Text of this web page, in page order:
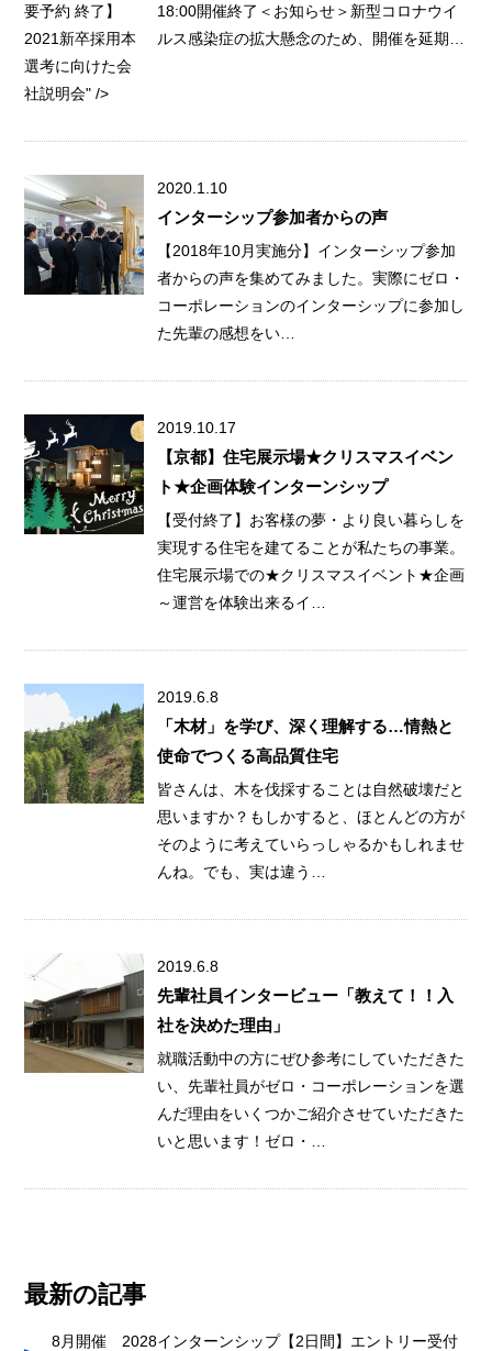
要予約 終了】
2021新卒採用本
選考に向けた会
社説明会" />
18:00開催終了＜お知らせ＞新型コロナウイ
ルス感染症の拡大懸念のため、開催を延期…
2020.1.10
インターシップ参加者からの声
【2018年10月実施分】インターシップ参加
者からの声を集めてみました。実際にゼロ・
コーポレーションのインターシップに参加し
た先輩の感想をい…
2019.10.17
【京都】住宅展示場★クリスマスイベン
ト★企画体験インターンシップ
【受付終了】お客様の夢・より良い暮らしを
実現する住宅を建てることが私たちの事業。
住宅展示場での★クリスマスイベント★企画
～運営を体験出来るイ…
2019.6.8
「木材」を学び、深く理解する…情熱と
使命でつくる高品質住宅
皆さんは、木を伐採することは自然破壊だと
思いますか？もしかすると、ほとんどの方が
そのように考えていらっしゃるかもしれませ
んね。でも、実は違う…
2019.6.8
先輩社員インタービュー「教えて！！入
社を決めた理由」
就職活動中の方にぜひ参考にしていただきた
い、先輩社員がゼロ・コーポレーションを選
んだ理由をいくつかご紹介させていただきた
いと思います！ゼロ・…
最新の記事
8月開催 2028インターンシップ【2日間】エントリー受付